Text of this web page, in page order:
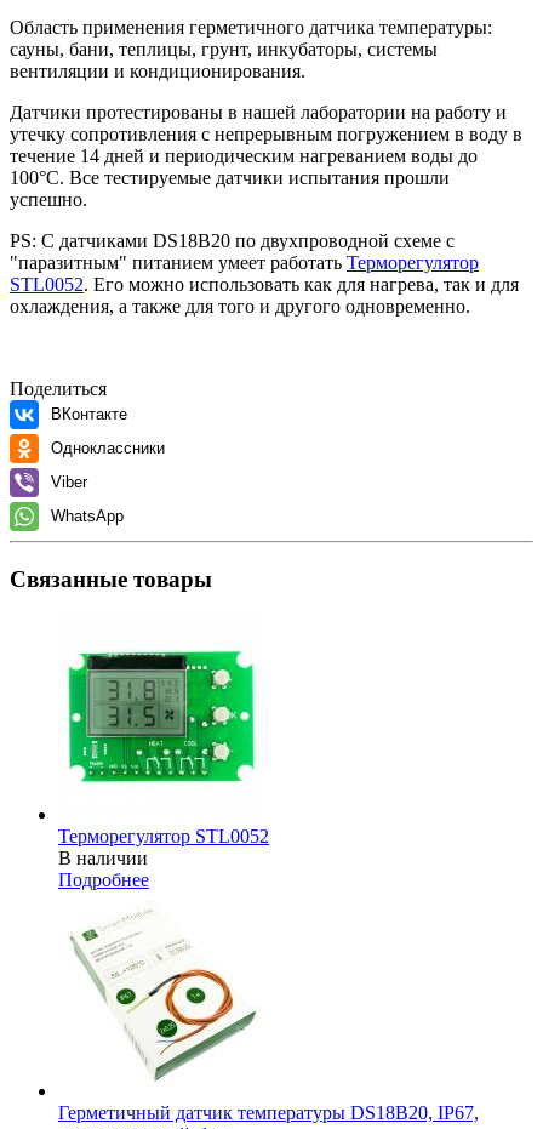
Область применения герметичного датчика температуры:
сауны, бани, теплицы, грунт, инкубаторы, системы
вентиляции и кондиционирования.
Датчики протестированы в нашей лаборатории на работу и
утечку сопротивления с непрерывным погружением в воду в
течение 14 дней и периодическим нагреванием воды до
100°С. Все тестируемые датчики испытания прошли
успешно.
PS: С датчиками DS18B20 по двухпроводной схеме с
"паразитным" питанием умеет работать Терморегулятор
STL0052. Его можно использовать как для нагрева, так и для
охлаждения, а также для того и другого одновременно.
Поделиться
ВКонтакте
Одноклассники
Viber
WhatsApp
Связанные товары
Терморегулятор STL0052
В наличии
Подробнее
Герметичный датчик температуры DS18B20, IP67,